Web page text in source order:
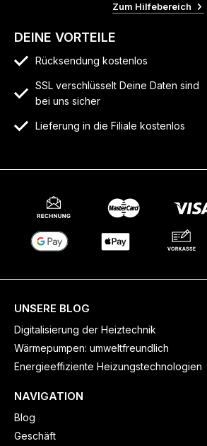
Zum Hilfebereich
DEINE VORTEILE
Rücksendung kostenlos
SSL verschlüsselt Deine Daten sind
bei uns sicher
Lieferung in die Filiale kostenlos
UNSERE BLOG
Digitalisierung der Heiztechnik
Wärmepumpen: umweltfreundlich
Energieeffiziente Heizungstechnologien
NAVIGATION
Blog
Geschäft